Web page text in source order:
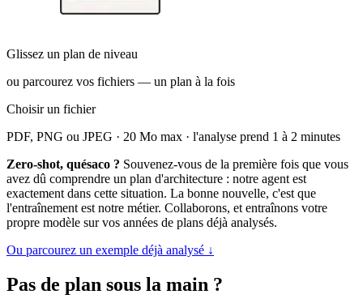
Glissez un plan de niveau
ou parcourez vos fichiers — un plan à la fois
Choisir un fichier
PDF, PNG ou JPEG · 20 Mo max · l'analyse prend 1 à 2 minutes
Zero-shot, quésaco ? Souvenez-vous de la première fois que vous
avez dû comprendre un plan d'architecture : notre agent est
exactement dans cette situation. La bonne nouvelle, c'est que
l'entraînement est notre métier. Collaborons, et entraînons votre
propre modèle sur vos années de plans déjà analysés.
Ou parcourez un exemple déjà analysé ↓
Pas de plan sous la main ?